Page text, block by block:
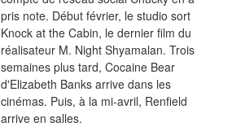
pris note. Début février, le studio sort
Knock at the Cabin, le dernier film du
réalisateur M. Night Shyamalan. Trois
semaines plus tard, Cocaine Bear
d'Elizabeth Banks arrive dans les
cinémas. Puis, à la mi-avril, Renfield
arrive en salles.